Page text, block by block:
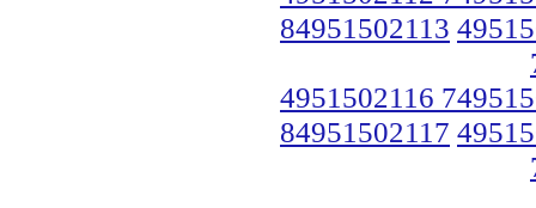
84951502113
4951502116
84951502117